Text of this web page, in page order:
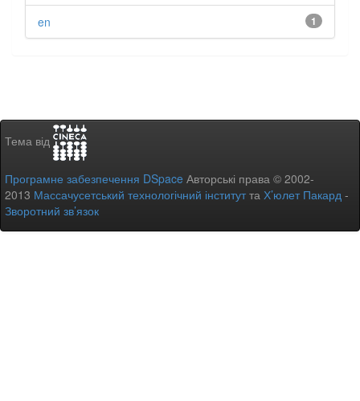
1
en
Тема від
Програмне забезпечення DSpace Авторські права © 2002-
2013 Массачусетський технологічний інститутта Х’юлет Пакард -
Зворотний зв’язок